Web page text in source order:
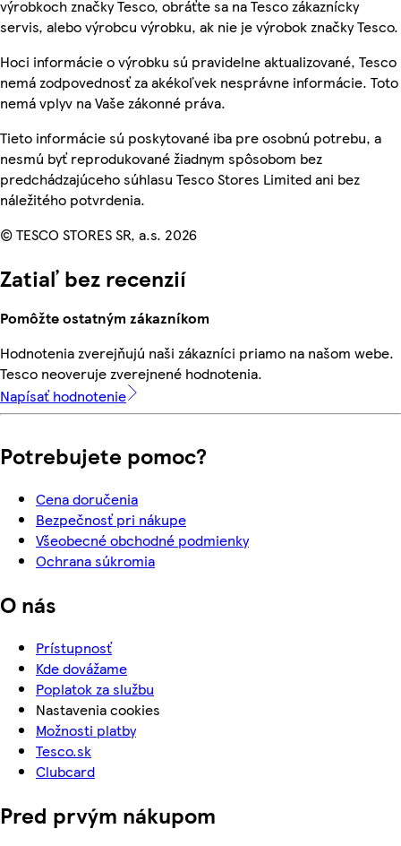
výrobkoch značky Tesco, obráťte sa na Tesco zákaznícky
servis, alebo výrobcu výrobku, ak nie je výrobok značky Tesco.
Hoci informácie o výrobku sú pravidelne aktualizované, Tesco
nemá zodpovednosť za akékoľvek nesprávne informácie. Toto
nemá vplyv na Vaše zákonné práva.
Tieto informácie sú poskytované iba pre osobnú potrebu, a
nesmú byť reprodukované žiadnym spôsobom bez
predchádzajúceho súhlasu Tesco Stores Limited ani bez
náležitého potvrdenia.
© TESCO STORES SR, a.s. 2026
Zatiaľ bez recenzií
Pomôžte ostatným zákazníkom
Hodnotenia zverejňujú naši zákazníci priamo na našom webe.
Tesco neoveruje zverejnené hodnotenia.
Napísať hodnotenie
Potrebujete pomoc?
Cena doručenia
Bezpečnosť pri nákupe
Všeobecné obchodné podmienky
Ochrana súkromia
O nás
Prístupnosť
Kde dovážame
Poplatok za službu
Nastavenia cookies
Možnosti platby
Tesco.sk
Clubcard
Pred prvým nákupom